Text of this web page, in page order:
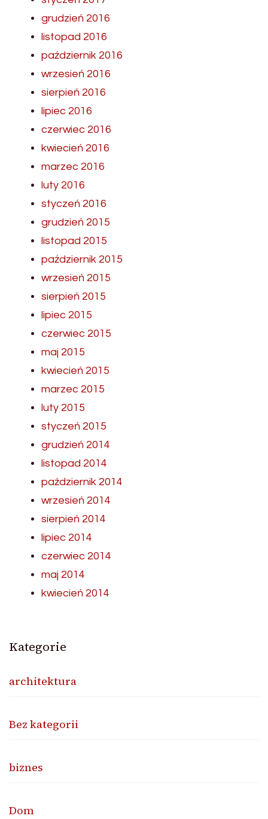
grudzień 2016
listopad 2016
październik 2016
wrzesień 2016
sierpień 2016
lipiec 2016
czerwiec 2016
kwiecień 2016
marzec 2016
luty 2016
styczeń 2016
grudzień 2015
listopad 2015
październik 2015
wrzesień 2015
sierpień 2015
lipiec 2015
czerwiec 2015
maj 2015
kwiecień 2015
marzec 2015
luty 2015
styczeń 2015
grudzień 2014
listopad 2014
październik 2014
wrzesień 2014
sierpień 2014
lipiec 2014
czerwiec 2014
maj 2014
kwiecień 2014
Kategorie
architektura
Bez kategorii
biznes
Dom